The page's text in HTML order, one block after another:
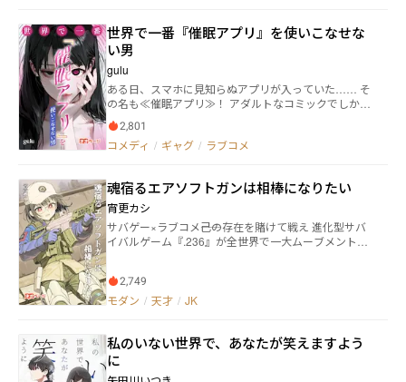
カワモチ様 Twitterアカウント↓ https://x.com/KAWAUTI
919?t=4AhIlWTnMdJy-yvJbM8qIw&s=09
世界で一番『催眠アプリ』を使いこなせな
い男
gulu
ある日、スマホに見知らぬアプリが入っていた…… そ
の名も≪催眠アプリ≫！ アダルトなコミックでしか見
たことのないこのアプリを使い、 クラスメイトの女子
を催眠しようとする。 無理やり系が好きな主人公は服
を脱がせながらどんな気持ちか尋ねるが…… 声を震わ
はそこで終わらない。 ≪催眠アプリ≫の開発者から≪
催眠アプリ≫を使い、催眠させた彼女を落とすよう半
ば強制的に迫られる！ しかしこの≪催眠アプリ≫を切
っ掛けに、様々なトラブルや他の女子を催眠してしま
う事態にも！？ これは≪催眠アプリ≫という凄まじい
2,801
コメディ / ギャグ / ラブコメ
魂宿るエアソフトガンは相棒になりたい
宵更カシ
サバゲー×ラブコメ――己の存在を賭けて戦え 進化型サバ
イバルゲーム『.236』が全世界で一大ムーブメントを
るエアソフトガン『ドゥーガルガン』の『ラプア』を
持つ『新井 悠里』は死なない戦場で戦った『片岡
咲良は誘いを拒んでしまう。 謎めく理由を探るため悠
里は銃の声を聞き彼女を追いかけるのだが……？！
2,749
モダン / 天才 / JK
私のいない世界で、あなたが笑えますよう
に